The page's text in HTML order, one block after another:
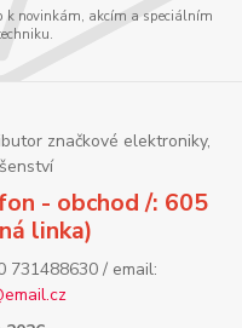
k novinkám, akcím a speciálním
značkové elektroniky,
- obchod /: 605
linka)
/ email: